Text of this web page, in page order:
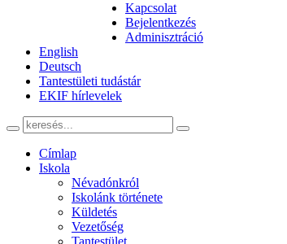
Kapcsolat
Bejelentkezés
Adminisztráció
English
Deutsch
Tantestületi tudástár
EKIF hírlevelek
Címlap
Iskola
Névadónkról
Iskolánk története
Küldetés
Vezetőség
Tantestület